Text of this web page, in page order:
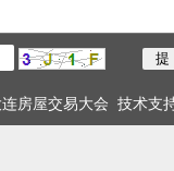
房屋交易大会 技术支